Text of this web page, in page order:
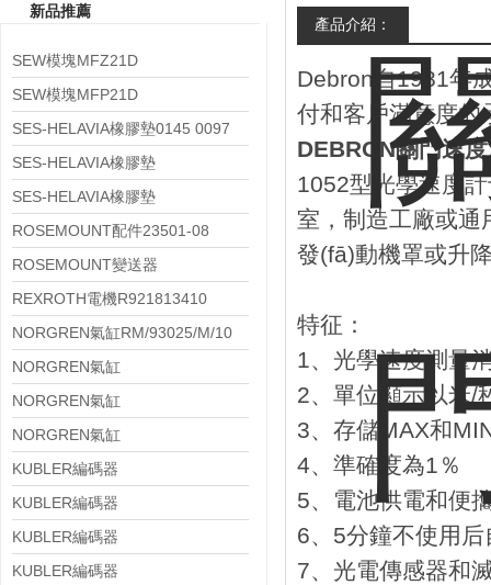
新品推薦
SEW模塊MFZ21D
SEW模塊MFP21D
SES-HELAVIA橡膠墊0145 0097
010
SES-HELAVIA橡膠墊
0145 0024 010
SES-HELAVIA橡膠墊
0145 0023 010
ROSEMOUNT配件23501-08
ROSEMOUNT變送器
644HAE5J2M5T1
REXROTH電機R921813410
NORGREN氣缸RM/93025/M/10
NORGREN氣缸
RM/8021/M/EX/100
NORGREN氣缸
PRA/802125/M/EX/80
NORGREN氣缸
PRA/802050/M/EX/125
KUBLER編碼器
8.KIS40.134B.0600.P03.0008
KUBLER編碼器
8.KIS40.134B.0360.P03.0005
KUBLER編碼器
8.KIS40.133B.0360.P03.0008
KUBLER編碼器
產品介紹：
Debron自1981年
付和客戶滿意度的
DEBRON關門速
1052型光學速度
室，制造工廠或
發(fā)動機罩或升
特征：
1、光學速度測量
2、單位顯示以米/
3、存儲MAX和
4、準確度為1％
5、電池供電和便
6、5分鐘不使用
7、光電傳感器和